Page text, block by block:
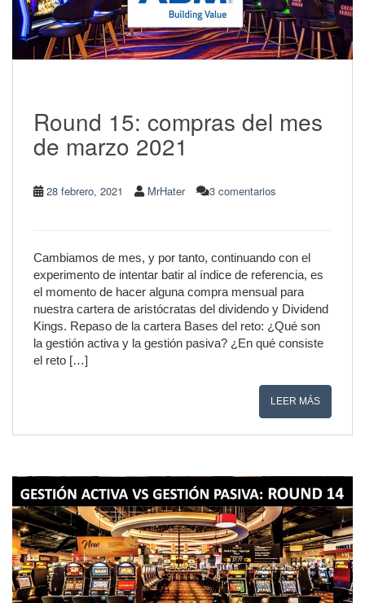
Round 15: compras del mes
de marzo 2021
28 febrero, 2021 MrHater 3 comentarios
Cambiamos de mes, y por tanto, continuando con el
experimento de intentar batir al índice de referencia, es
el momento de hacer alguna compra mensual para
nuestra cartera de aristócratas del dividendo y Dividend
Kings. Repaso de la cartera Bases del reto: ¿Qué son
la gestión activa y la gestión pasiva? ¿En qué consiste
el reto […]
LEER MÁS